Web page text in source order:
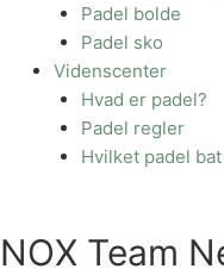
Padel bolde
Padel sko
Videnscenter
Hvad er padel?
Padel regler
Hvilket padel
NOX Team